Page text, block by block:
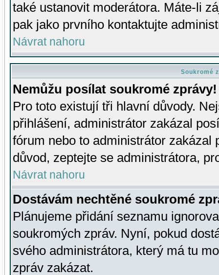
také ustanovit moderátora. Máte-li
pak jako prvního kontaktujte
Návrat nahoru
Soukromé
Nemůžu posílat soukromé zprávy!
Pro toto existují tři hlavní důvody.
přihlášení, administrátor zakázal
fórum nebo to administrátor zakázal
důvod, zeptejte se administrátora,
Návrat nahoru
Dostávám nechtěné soukromé
Plánujeme přidání seznamu
soukromých zpráv. Nyní, pokud
svého administrátora, který má tu
zpráv zakázat.